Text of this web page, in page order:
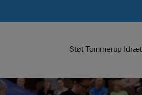
Støt Tommerup Idræt